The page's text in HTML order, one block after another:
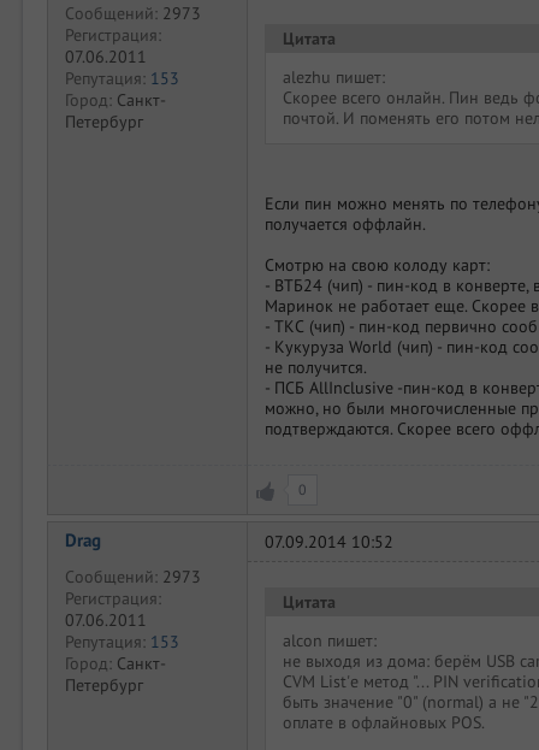
Сообщений: 2973
Регистрация:
07.06.2011
Репутация: 153
Город: Санкт-
Петербург
Цитата
alezhu пишет:
Скорее всего онлайн. Пин ведь
почтой. И поменять его потом
Если пин можно менять по
получается оффлайн.
Смотрю на свою колоду карт:
- ВТБ24 (чип) - пин-код в
Маринок не работает еще. Скорее
- ТКС (чип) - пин-код первично
- Кукуруза World (чип) - пин-код
не получится.
- ПСБ AllInclusive -пин-код в
можно, но были многочисленные
подтверждаются. Скорее всего
0
Drag
Сообщений: 2973
Регистрация:
07.06.2011
Репутация: 153
Город: Санкт-
Петербург
07.09.2014 10:52
Цитата
alcon пишет:
не выходя из дома: берём USB
CVM List'е метод "... PIN
быть значение "0" (normal) а не
оплате в офлайновых POS.